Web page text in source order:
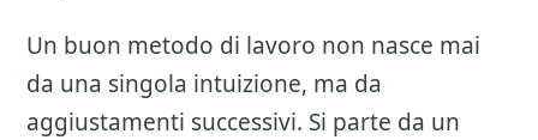
Un buon metodo di lavoro non nasce mai
da una singola intuizione, ma da
aggiustamenti successivi. Si parte da un